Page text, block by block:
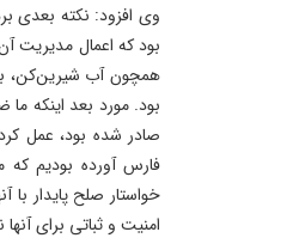
وی افزود: نکته بعدی
بود که اعمال مدیریت
همچون آب شیرین‌کن،
بود. مورد بعد اینکه
صادر شده بود، عمل
فارس آورده بودیم که
خواستار صلح پایدار
امنیت و ثباتی برای